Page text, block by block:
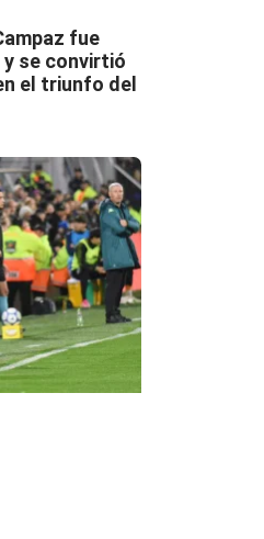
fue
se convirtió
el triunfo del